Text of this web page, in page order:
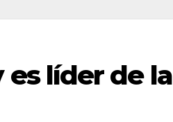
es líder de la